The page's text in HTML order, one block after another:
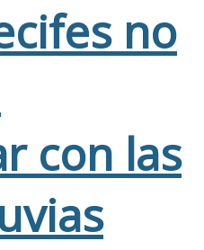
no
con las